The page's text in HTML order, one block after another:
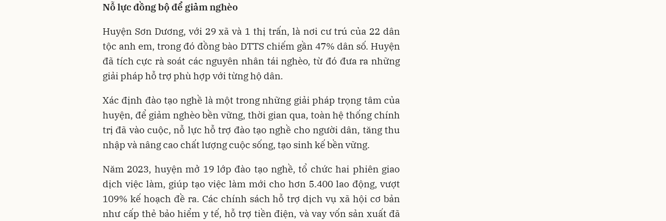
Nỗ lực đồng bộ để giảm nghèo
Huyện Sơn Dương, với 29 xã và 1 thị trấn, là nơi cư trú của 22 dân
tộc anh em, trong đó đồng bào DTTS chiếm gần 47% dân số. Huyện
đã tích cực rà soát các nguyên nhân tái nghèo, từ đó đưa ra những
giải pháp hỗ trợ phù hợp với từng hộ dân.
Xác định đào tạo nghề là một trong những giải pháp trọng tâm của
huyện, để giảm nghèo bền vững, thời gian qua, toàn hệ thống chính
trị đã vào cuộc, nỗ lực hỗ trợ đào tạo nghề cho người dân, tăng thu
nhập và nâng cao chất lượng cuộc sống, tạo sinh kế bền vững.
Năm 2023, huyện mở 19 lớp đào tạo nghề, tổ chức hai phiên giao
dịch việc làm, giúp tạo việc làm mới cho hơn 5.400 lao động, vượt
109% kế hoạch đề ra. Các chính sách hỗ trợ dịch vụ xã hội cơ bản
như cấp thẻ bảo hiểm y tế, hỗ trợ tiền điện, và vay vốn sản xuất đã